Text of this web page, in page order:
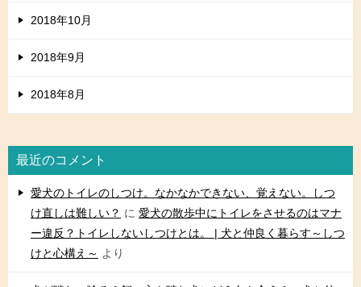
2018年10月
2018年9月
2018年8月
最近のコメント
愛犬のトイレのしつけ。なかなかできない、覚えない。しつ
け直しは難しい？ に 愛犬の散歩中にトイレをさせるのはマナ
ー違反？トイレしないしつけとは。 | 犬と仲良く暮らす～しつ
けと心構え～ より